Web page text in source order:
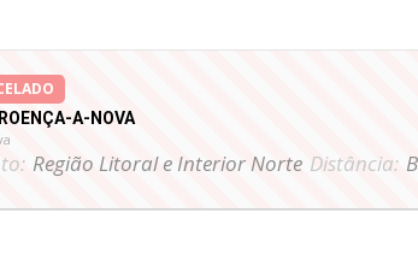
A-NOVA
Região Litoral e Interior Norte Distância: